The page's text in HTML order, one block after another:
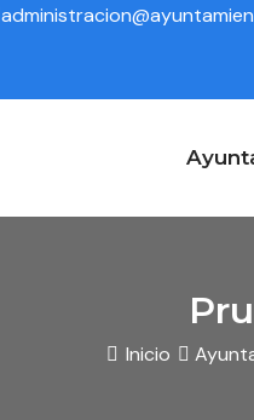
Inicio